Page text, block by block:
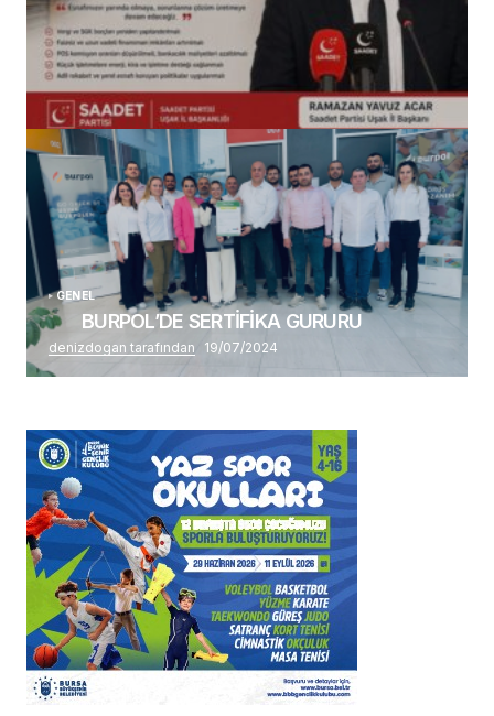
(başlıksız)
Alaattin Karahan tarafından 14/07/2026
GENEL
BURPOL’DE SERTİFİKA GURURU
denizdogan tarafından 19/07/2024